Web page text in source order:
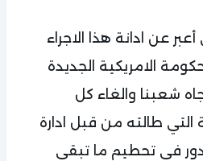
عن ادانة هذا الاجراء
الامريكية الجديدة
شعبنا والغاء كل
التي طالته من قبل ادارة
دور في تحطيم ما تبقى